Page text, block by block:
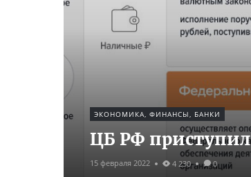
ЭКОНОМИКА, ФИНАНСЫ, БАНКИ
ЦБ РФ
15 февраля 2022 4 230 0